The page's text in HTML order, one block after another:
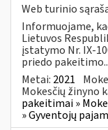
Web turinio
Informuojame,
Lietuvos
įstatymo Nr. IX-
priedo
Metai: 2021
Mokesčių žinyno
pakeitimai »
» Gyventojų